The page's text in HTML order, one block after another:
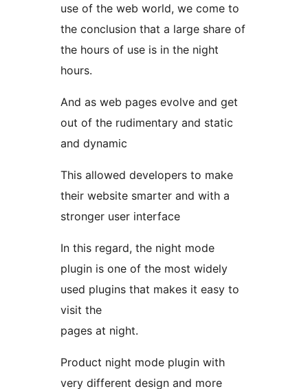
use of the web world, we come to
the conclusion that a large share of
the hours of use is in the night
hours.
And as web pages evolve and get
out of the rudimentary and static
and dynamic
This allowed developers to make
their website smarter and with a
stronger user interface
In this regard, the night mode
plugin is one of the most widely
used plugins that makes it easy to
visit the
pages at night.
Product night mode plugin with
very different design and more